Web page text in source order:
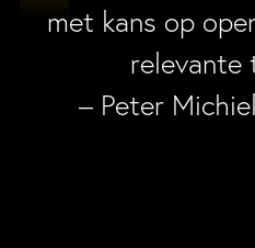
met kans op
relevante
– Peter